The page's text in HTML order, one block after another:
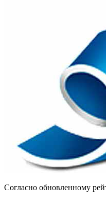
Согласно обновленному